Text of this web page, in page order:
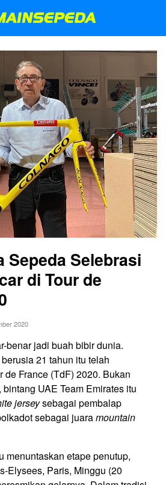
Sepeda Selebrasi
di Tour de
2020
benar jadi buah bibir dunia.
21 tahun itu telah
de France (TdF) 2020. Bukan
bintang UAE Team Emirates itu
jerseysebagai pembalap
sebagai juaramountain
menuntaskan etape penutup,
Elysees, Paris, Minggu (20